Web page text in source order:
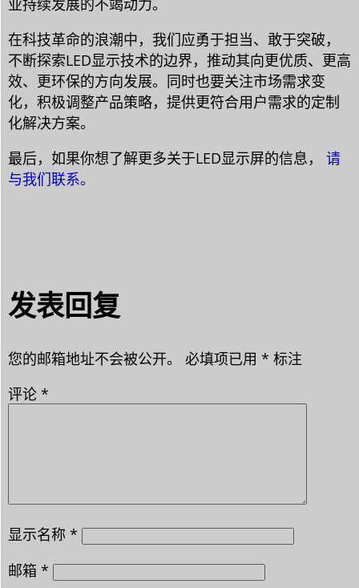
业持续发展的不竭动力。
在科技革命的浪潮中，我们应勇于担当、敢于突破，
不断探索LED显示技术的边界，推动其向更优质、更高
效、更环保的方向发展。同时也要关注市场需求变
化，积极调整产品策略，提供更符合用户需求的定制
化解决方案。
最后，如果你想了解更多关于LED显示屏的信息， 请
与我们联系。
发表回复
您的邮箱地址不会被公开。 必填项已用 * 标注
评论 *
显示名称 *
邮箱 *